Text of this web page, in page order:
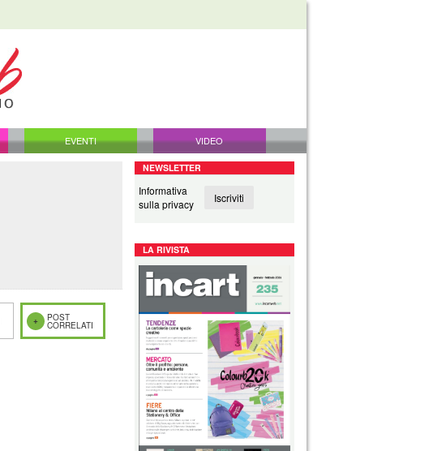
EVENTI VIDEO
POST
CORRELATI
NEWSLETTER
Informativa
sulla privacy
Iscriviti
LA RIVISTA